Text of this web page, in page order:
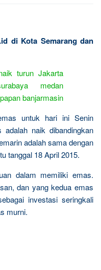
di Kota Semarang dan
untuk hari ini Senin
naik dibandingkan
adalah sama dengan
tanggal 18 April 2015.
dalam memiliki emas.
dan yang kedua emas
investasi seringkali
murni.